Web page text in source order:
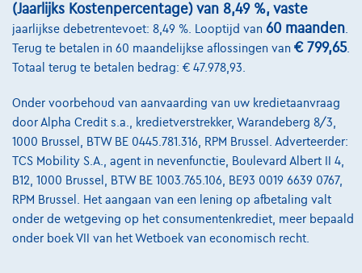
Ontdek het volledige cijfervoorbeeld
8710 Wielsbeke,DCT Wielsbeke
Bekijk wagen
(Jaarlijks Kostenpercentage) van 8,49 %, vaste
jaarlijkse debetrentevoet: 8,49 %. Looptijd van 60 maanden
Terug te betalen in 60 maandelijkse aflossingen van € 799,65.
Totaal terug te betalen bedrag: € 47.978,93.
Onder voorbehoud van aanvaarding van uw kredietaanvraag
door Alpha Credit s.a., kredietverstrekker, Warandeberg 8/3,
1000 Brussel, BTW BE 0445.781.316, RPM Brussel. Adverteerder:
TCS Mobility S.A., agent in nevenfunctie, Boulevard Albert II 4,
B12, 1000 Brussel, BTW BE 1003.765.106, BE93 0019 6639 0767,
RPM Brussel. Het aangaan van een lening op afbetaling valt
onder de wetgeving op het consumentenkrediet, meer bepaald
onder boek VII van het Wetboek van economisch recht.